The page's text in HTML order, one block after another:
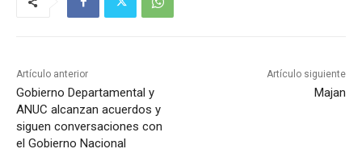
Artículo anterior
Gobierno Departamental y
ANUC alcanzan acuerdos y
siguen conversaciones con
el Gobierno Nacional
Artículo siguiente
Majan